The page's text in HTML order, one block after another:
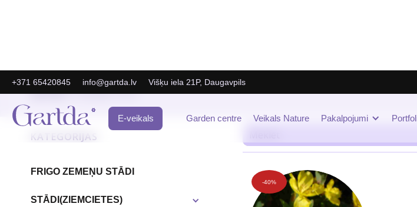
+371 65420845 info@gartda.lv Višķu iela 21P, Daugavpils
E-veikals Garden centre Veikals Nature Pakalpojumi
Gartda/E-Veikals/N-O
KATEGORIJAS
FRIGO ZEMEŅU STĀDI
STĀDI(ZIEMCIETES)
-40%